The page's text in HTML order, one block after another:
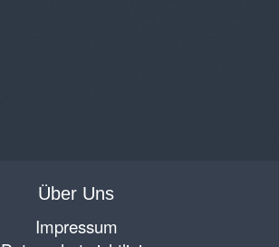
Über Uns
Impressum